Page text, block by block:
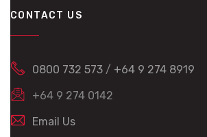
CONTACT US
0800 732 573 / +64 9 274 8919
+64 9 274 0142
Email Us